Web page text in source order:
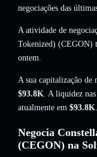
negociações das
A atividade de
Tokenized) (CEGON)
ontem.
A sua capitalização de
$93.8K. A liquidez
atualmente em $93.8K.
Negocia
(CEGON) na